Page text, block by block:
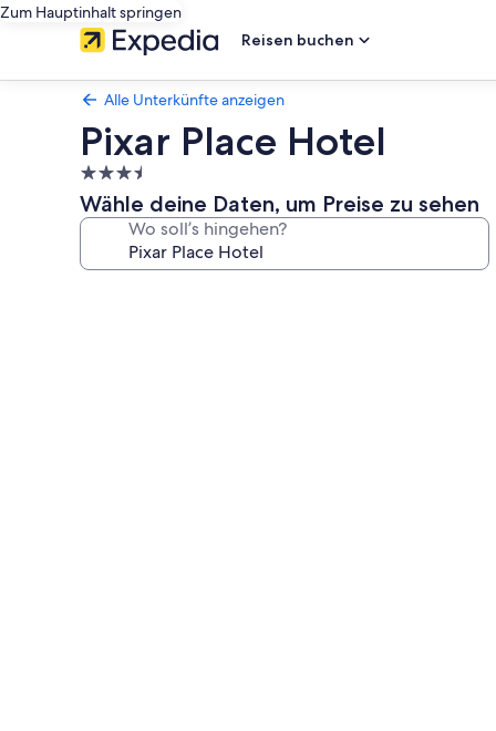
Zum Hauptinhalt springen
Reisen buchen
Alle Unterkünfte anzeigen
Pixar Place Hotel
3.5-
Sterne-
Unterkunft
Wähle deine Daten, um Preise zu sehen
Wo soll’s hingehen?